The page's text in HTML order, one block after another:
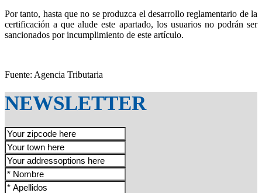
Por tanto, hasta que no se produzca el desarrollo reglamentario de la
certificación a que alude este apartado, los usuarios no podrán ser
sancionados por incumplimiento de este artículo.
Fuente: Agencia Tributaria
NEWSLETTER